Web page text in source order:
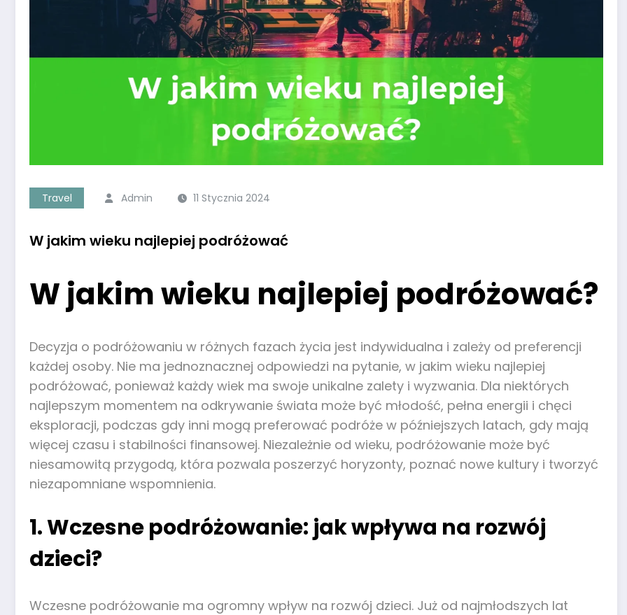
Travel Admin 11 Stycznia 2024
W jakim wieku najlepiej podróżować
W jakim wieku najlepiej podróżować?
Decyzja o podróżowaniu w różnych fazach życia jest indywidualna i zależy od preferencji
każdej osoby. Nie ma jednoznacznej odpowiedzi na pytanie, w jakim wieku najlepiej
podróżować, ponieważ każdy wiek ma swoje unikalne zalety i wyzwania. Dla niektórych
najlepszym momentem na odkrywanie świata może być młodość, pełna energii i chęci
eksploracji, podczas gdy inni mogą preferować podróże w późniejszych latach, gdy mają
więcej czasu i stabilności finansowej. Niezależnie od wieku, podróżowanie może być
niesamowitą przygodą, która pozwala poszerzyć horyzonty, poznać nowe kultury i tworzyć
niezapomniane wspomnienia.
1. Wczesne podróżowanie: jak wpływa na rozwój
dzieci?
Wczesne podróżowanie ma ogromny wpływ na rozwój dzieci. Już od najmłodszych lat